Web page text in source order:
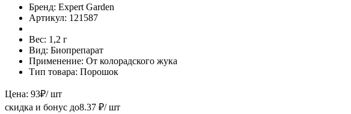
Бренд: Expert Garden
Артикул: 121587
Вес: 1,2 г
Вид: Биопрепарат
Применение: От колорадского жука
Тип товара: Порошок
Цена: 93₽/ шт
скидка и бонус до8.37 ₽/ шт